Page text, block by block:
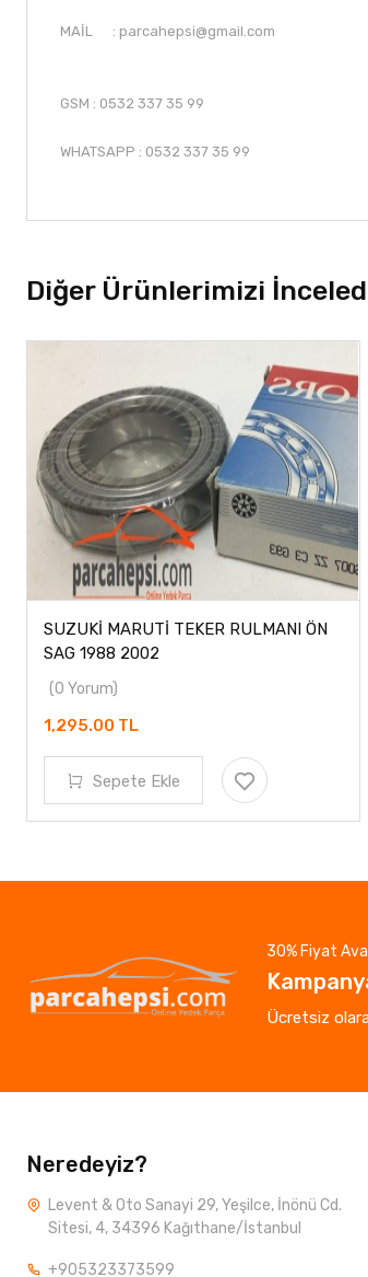
MAİL : parcahepsi@gmail.com
GSM : 0532 337 35 99
WHATSAPP : 0532 337 35 99
Diğer Ürünlerimizi
SUZUKİ MARUTİ TEKER RULMANI ÖN
SAG 1988 2002
(0 Yorum)
1,295.00 TL
Sepete Ekle
30% Fiyat
Ücretsiz
Neredeyiz?
Levent & Oto Sanayi 29, Yeşilce, İnönü Cd.
Sitesi, 4, 34396 Kağıthane/İstanbul
+905323373599